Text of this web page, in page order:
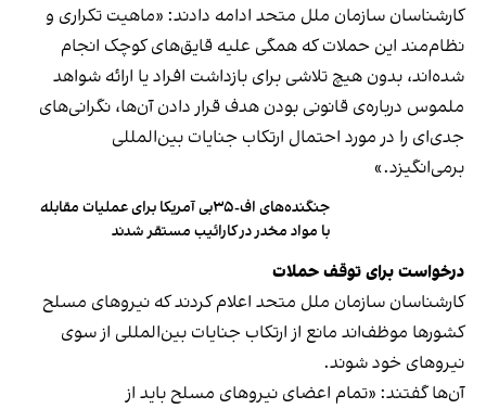
کارشناسان سازمان ملل متحد ادامه دادند: «ماهیت تکراری و
نظام‌مند این حملات که همگی علیه قایق‌های کوچک انجام
شده‌اند، بدون هیچ تلاشی برای بازداشت افراد یا ارائه‌ شواهد
ملموس درباره‌ی قانونی بودن هدف قرار دادن آن‌ها، نگرانی‌های
جدی‌ای را در مورد احتمال ارتکاب جنایات بین‌المللی
برمی‌انگیزد.»
جنگنده‌های اف-۳۵بی آمریکا برای عملیات مقابله
با مواد مخدر در کارائیب مستقر شدند
درخواست برای توقف حملات
کارشناسان سازمان ملل متحد اعلام کردند که نیروهای مسلح
کشورها موظف‌اند مانع از ارتکاب جنایات بین‌المللی از سوی
نیروهای خود شوند.
آن‌ها گفتند: «تمام اعضای نیروهای مسلح باید از